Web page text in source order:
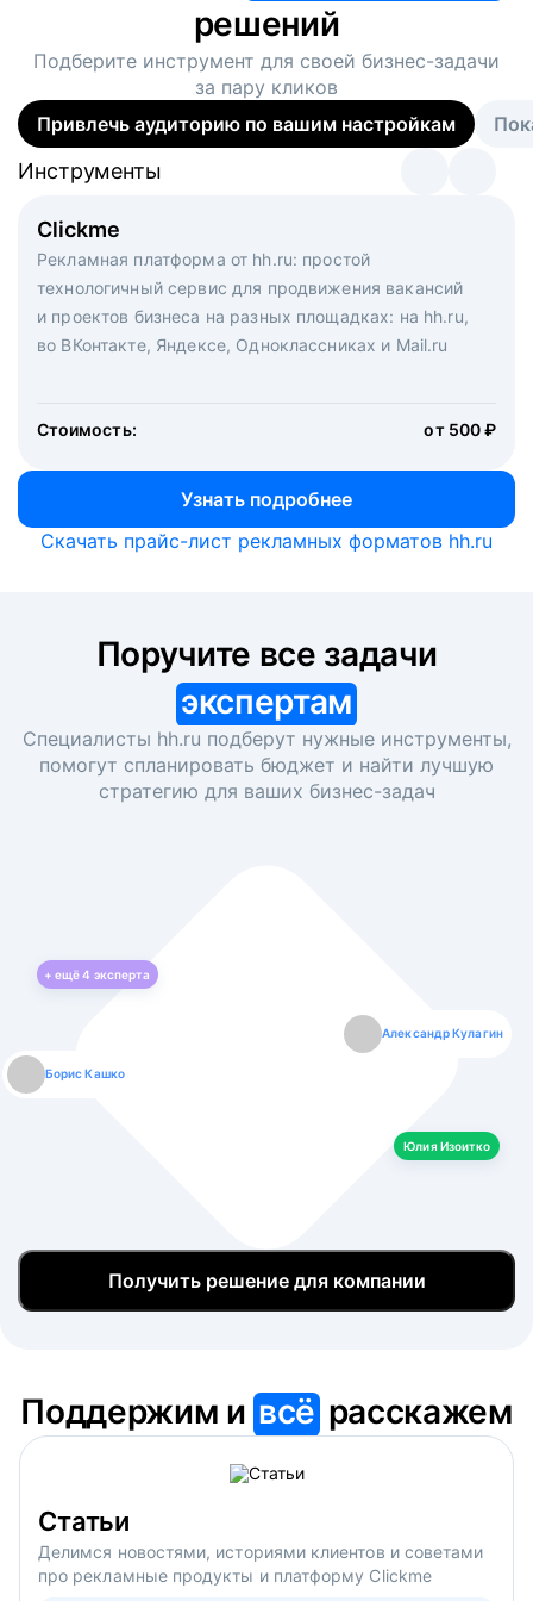
решений
Подберите инструмент для своей бизнес-задачи
за пару кликов
Привлечь аудиторию по вашим настройкам
Clickme
Рекламная платформа от hh.ru: простой
технологичный сервис для продвижения вакансий
и проектов бизнеса на разных площадках: на hh.ru,
во ВКонтакте, Яндексе, Одноклассниках и Mail.ru
Стоимость: от 500 ₽
Узнать подробнее
Инструменты
Вакансия дня
Рекламный формат для вакансий на главной странице
hh.ru. Увеличивает количество откликов
Инструменты
Массовый подбор под ключ. Решите, сколько
кандидатов и когда вам нужно, и за дело возьмутся
маркетологи, рекрутеры и проектные менеджеры
hh.ru с целым набором digital-инструментов
Инструменты
Скачать прайс-лист рекламных форматов hh.ru
экспертам
Специалисты hh.ru подберут нужные инструменты,
помогут спланировать бюджет и найти лучшую
стратегию для ваших бизнес-задач
+ ещё4 эксперта
Борис Кашко
Александр Кулагин
Юлия Изоитко
Юлия Изоитко
Даниил Макаров
Александр Кулагин
Екатерина Лазаренко
Даниил Макаров
Борис Кашко
Екатерина Лазаренко
Юлия Изоитко
Получить решение для компании
Поддержим ивсё расскажем
Статьи
Делимся новостями, историями клиентов и советами
про рекламные продукты и платформу Clickme